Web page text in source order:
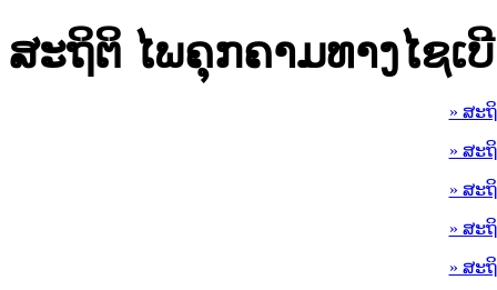
ສະຖິຕິ ໄພຄຸກຄາມທາງໄຊເບີ
» ສະ
» ສະ
» ສະ
» ສະ
» ສະ